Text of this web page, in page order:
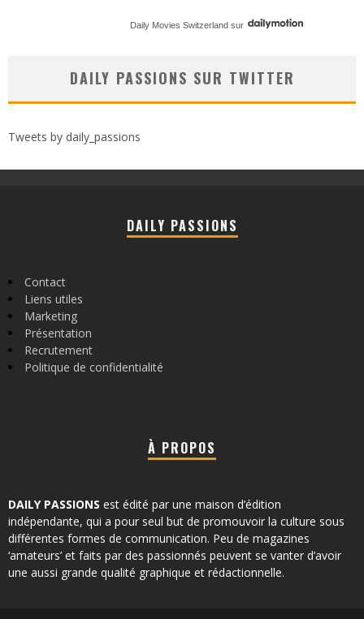
Daily Movies Switzerland sur
DAILY PASSIONS SUR TWITTER
Tweets by daily_passions
DAILY PASSIONS
Contact
Liens utiles
Marketing
Présentation
Recrutement
Politique de confidentialité
À PROPOS
DAILY PASSIONS est édité par une maison d’édition
indépendante, qui a pour seul but de promouvoir la culture sous
différentes formes de communication. Peu de magazines
‘amateurs’ et faits par des passionnés peuvent se vanter d’avoir
une aussi grande qualité graphique et rédactionnelle.